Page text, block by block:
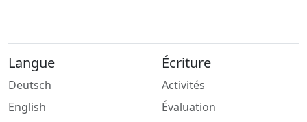
Langue
Deutsch
English
Écriture
Activités
Évaluation